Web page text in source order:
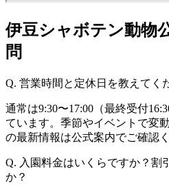
伊豆シャボテン動物
問
Q. 営業時間と定休日を教えてく
通常は9:30〜17:00（最終受付
ています。季節やイベントで変
の最新情報は公式案内でご確認く
Q. 入園料金はいくらですか？割
か？